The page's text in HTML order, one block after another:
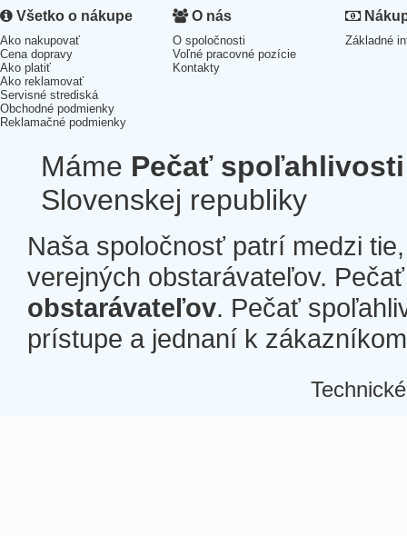
Všetko o nákupe
Ako nakupovať
Cena dopravy
Ako platiť
Ako reklamovať
Servisné strediská
Obchodné podmienky
Reklamačné podmienky
O nás
O spoločnosti
Voľné pracovné pozície
Kontakty
Základné
Máme Pečať spoľahlivosti
Slovenskej republiky
Naša spoločnosť patrí medzi
verejných obstarávateľov.
obstarávateľov. Pečať
prístupe a jednaní k